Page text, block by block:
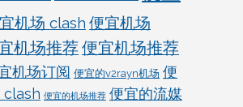
机场 clash 便宜机场
机场推荐便宜机场推荐
机场订阅 便宜的v2rayn机场 便
clash 便宜的机场推荐 便宜的流媒